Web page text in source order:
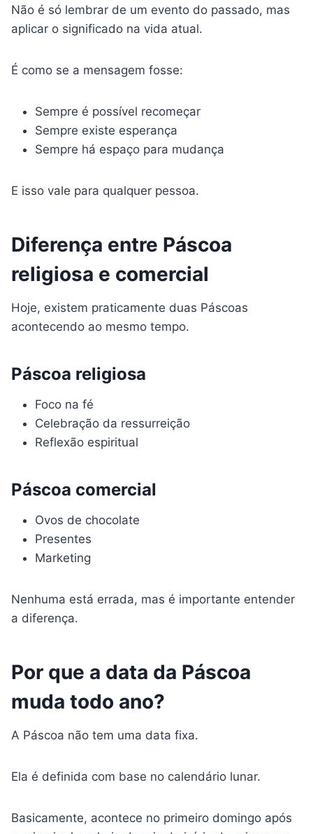
Não é só lembrar de um evento do passado, mas
aplicar o significado na vida atual.
É como se a mensagem fosse:
Sempre é possível recomeçar
Sempre existe esperança
Sempre há espaço para mudança
E isso vale para qualquer pessoa.
Diferença entre Páscoa
religiosa e comercial
Hoje, existem praticamente duas Páscoas
acontecendo ao mesmo tempo.
Páscoa religiosa
Foco na fé
Celebração da ressurreição
Reflexão espiritual
Páscoa comercial
Ovos de chocolate
Presentes
Marketing
Nenhuma está errada, mas é importante entender
a diferença.
Por que a data da Páscoa
muda todo ano?
A Páscoa não tem uma data fixa.
Ela é definida com base no calendário lunar.
Basicamente, acontece no primeiro domingo após